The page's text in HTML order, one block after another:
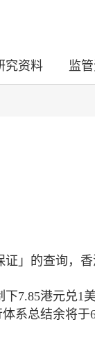
究资料 监
」的查询，香
7.85港元兑1
系总结余将